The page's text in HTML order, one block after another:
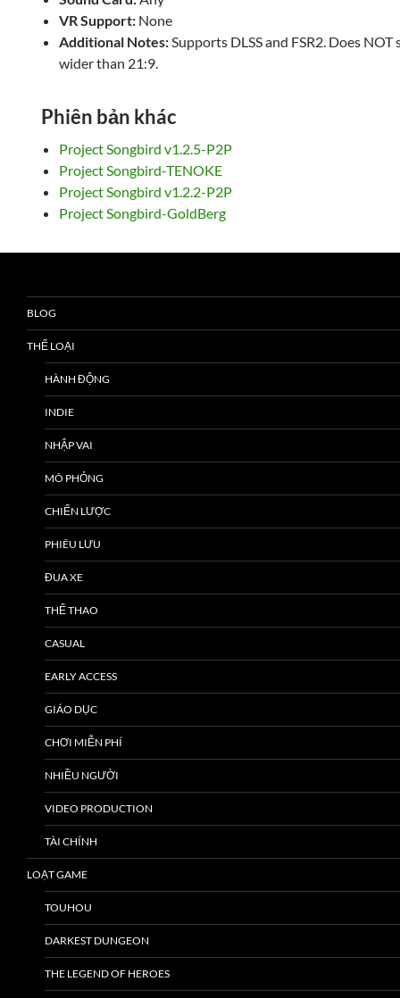
VR Support: None
Additional Notes: Supports DLSS and FSR2. Does
wider than 21:9.
Phiên bản khác
Project Songbird v1.2.5-P2P
Project Songbird-TENOKE
Project Songbird v1.2.2-P2P
Project Songbird-GoldBerg
BLOG
THỂ LOẠI
HÀNH ĐỘNG
INDIE
NHẬP VAI
MÔ PHỎNG
CHIẾN LƯỢC
PHIÊU LƯU
ĐUA XE
THỂ THAO
CASUAL
EARLY ACCESS
GIÁO DỤC
CHƠI MIỄN PHÍ
NHIỀU NGƯỜI
VIDEO PRODUCTION
TÀI CHÍNH
LOẠT GAME
TOUHOU
DARKEST DUNGEON
THE LEGEND OF HEROES